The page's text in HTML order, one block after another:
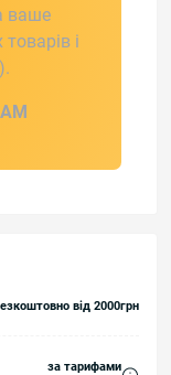
ваше
і
від 2000грн
за тарифами